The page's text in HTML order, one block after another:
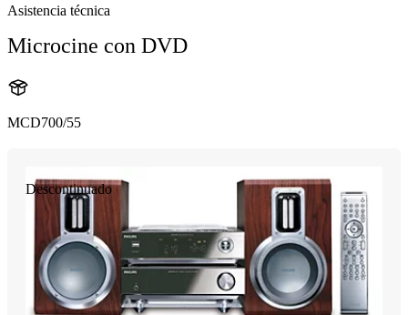
Asistencia técnica
Microcine con DVD
MCD700/55
Descontinuado